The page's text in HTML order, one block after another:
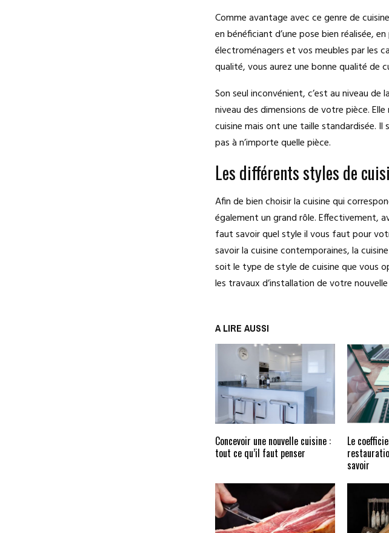
Comme avantage avec ce genre de
en bénéficiant d’une pose bien réalisée,
électroménagers et vos meubles par les
qualité, vous aurez une bonne qualité de
Son seul inconvénient, c’est au niveau
niveau des dimensions de votre pièce.
cuisine mais ont une taille standardisée.
pas à n’importe quelle pièce.
Les différents styles de
Afin de bien choisir la cuisine qui
également un grand rôle. Effectivement,
faut savoir quel style il vous faut pour
savoir la cuisine contemporaines, la
soit le type de style de cuisine que vous
les travaux d’installation de votre nouvelle
A LIRE AUSSI
Concevoir une nouvelle cuisine :
tout ce qu’il faut penser
Le
savoir